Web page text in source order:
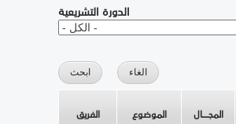
الدورة التشريعية
الفريق الموضوع المجــــال